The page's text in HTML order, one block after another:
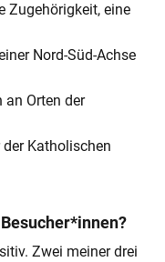
Zugehörigkeit, eine
Nord-Süd-Achse
an Orten der
Katholischen
Zwei meiner drei